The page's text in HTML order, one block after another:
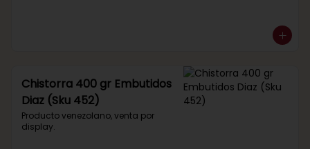
Chistorra 400 gr Embutidos
Diaz (Sku 452)
Producto venezolano, venta por
display.